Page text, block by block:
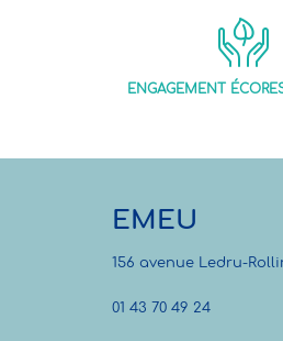
ENGAGEMENT
EMEU
156 avenue Ledru-Rollin
01 43 70 49 24